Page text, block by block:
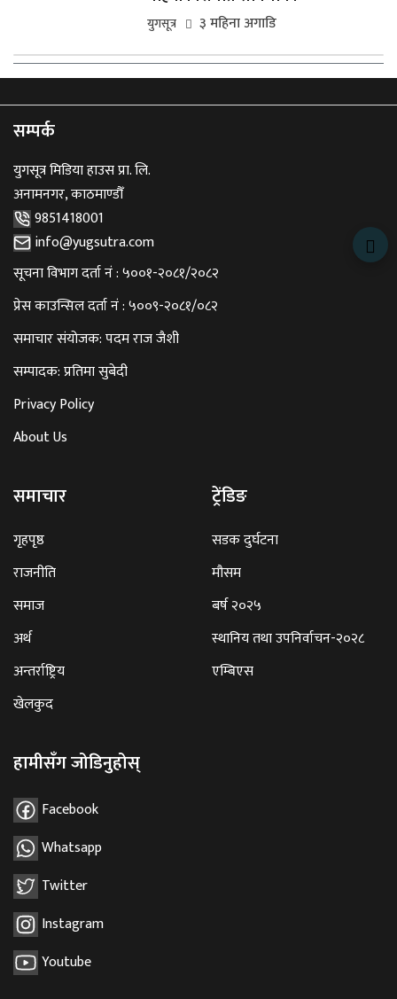
युगसूत्र ३ महिना अगाडि
सम्पर्क
युगसूत्र मिडिया हाउस प्रा. लि.
अनामनगर, काठमाण्डौँ
9851418001
info@yugsutra.com
सूचना विभाग दर्ता नं : ५००१-२०८१/२०८२
प्रेस काउन्सिल दर्ता नं : ५००९-२०८१/०८२
समाचार संयोजक: पदम राज जैशी
सम्पादक: प्रतिमा सुबेदी
Privacy Policy
About Us
समाचार
गृहपृष्ठ
राजनीति
समाज
अर्थ
अन्तर्राष्ट्रिय
खेलकुद
ट्रेंडिङ
सडक दुर्घटना
मौसम
बर्ष २०२५
स्थानिय तथा उपनिर्वाचन-२०२८
एम्बिएस
हामीसँग जोडिनुहोस्
Facebook
Whatsapp
Twitter
Instagram
Youtube